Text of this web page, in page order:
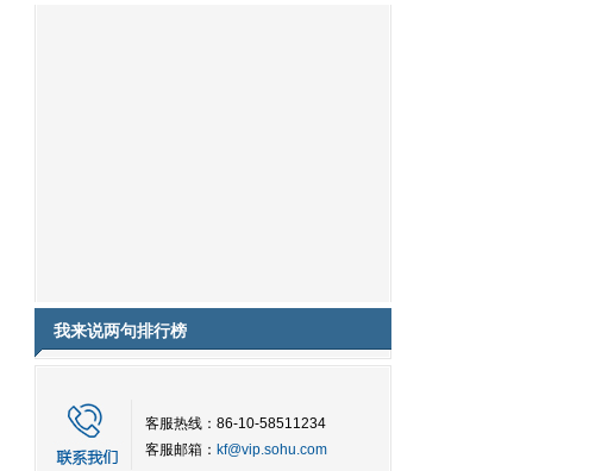
我来说两句排行榜
客服热线：86-10-58511234
客服邮箱： kf@vip.sohu.com